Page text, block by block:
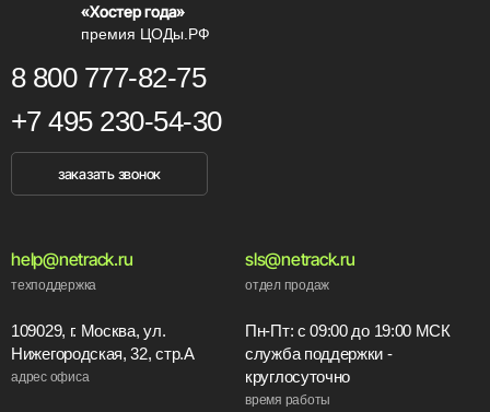
«Хостер года»
премия ЦОДы.РФ
8 800 777-82-75
+7 495 230-54-30
заказать звонок
help@netrack.ru
техподдержка
sls@netrack.ru
отдел продаж
109029, г. Москва, ул.
Нижегородская, 32, стр.А
адрес офиса
Пн-Пт: с 09:00 до 19:00 МСК
служба поддержки -
круглосуточно
время работы